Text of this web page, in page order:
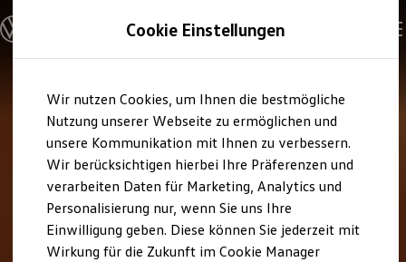
Hauptinhalt
springen
Footer
springen
Modelle und Konfigurator
Konfigurator
Modelle vergleichen
Elektroautos
ENERGY Sondermodelle
Nutzfahrzeuge
SUV und CUV
Familienautos
Kombis
Kompaktwagen
Sportwagen
Schnell verfügbare Fahrzeuge
Angebote und Produkte
Cookie Einstellungen
Wir nutzen Cookies, um Ihnen die bestmögliche
Nutzung unserer Webseite zu ermöglichen und
unsere Kommunikation mit Ihnen zu verbessern.
Wir berücksichtigen hierbei Ihre Präferenzen und
verarbeiten Daten für Marketing, Analytics und
Personalisierung nur, wenn Sie uns Ihre
Einwilligung geben. Diese können Sie jederzeit mit
Wirkung für die Zukunft im Cookie Manager